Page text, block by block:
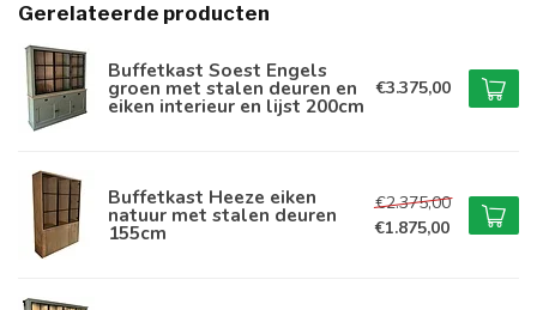
Gerelateerde producten
Buffetkast Soest Engels
groen met stalen deuren en
eiken interieur en lijst 200cm
€3.375,00
Buffetkast Heeze eiken
natuur met stalen deuren
155cm
€2.375,00
€1.875,00